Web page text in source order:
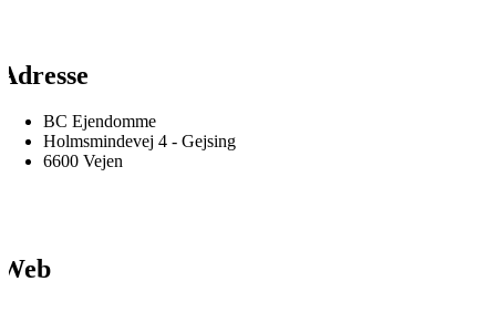
BC Ejendomme
Holmsmindevej 4 - Gejsing
6600 Vejen